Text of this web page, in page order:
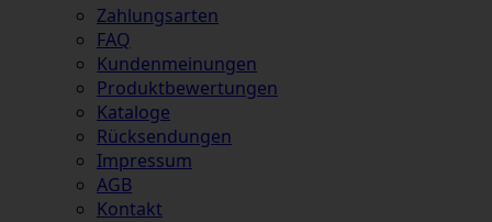
Zahlungsarten
FAQ
Kundenmeinungen
Produktbewertungen
Kataloge
Rücksendungen
Impressum
AGB
Kontakt